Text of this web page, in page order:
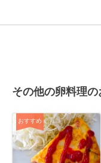
その他の卵料理
おすすめ